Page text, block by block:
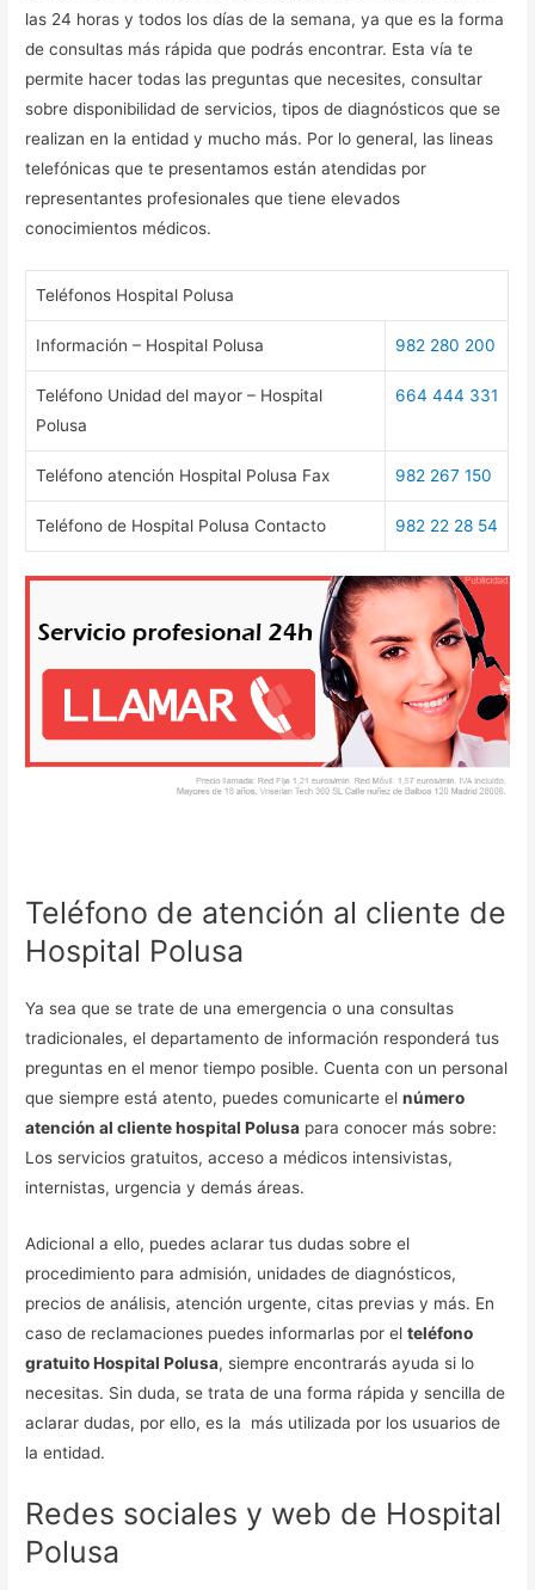
las 24 horas y todos los días de la semana, ya que es la forma
de consultas más rápida que podrás encontrar. Esta vía te
permite hacer todas las preguntas que necesites, consultar
sobre disponibilidad de servicios, tipos de diagnósticos que se
realizan en la entidad y mucho más. Por lo general, las lineas
telefónicas que te presentamos están atendidas por
representantes profesionales que tiene elevados
conocimientos médicos.
Teléfonos Hospital Polusa
Información – Hospital Polusa 982 280 200
Teléfono Unidad del mayor – Hospital
Polusa
664 444 331
Teléfono atención Hospital Polusa Fax 982 267 150
Teléfono de Hospital Polusa Contacto 982 22 28 54
Teléfono de atención al cliente de
Hospital Polusa
Ya sea que se trate de una emergencia o una consultas
tradicionales, el departamento de información responderá tus
preguntas en el menor tiempo posible. Cuenta con un personal
que siempre está atento, puedes comunicarte elnúmero
atención al cliente hospital Polusa para conocer más sobre:
Los servicios gratuitos, acceso a médicos intensivistas,
internistas, urgencia y demás áreas.
Adicional a ello, puedes aclarar tus dudas sobre el
procedimiento para admisión, unidades de diagnósticos,
precios de análisis, atención urgente, citas previas y más. En
caso de reclamaciones puedes informarlas por elteléfono
gratuito Hospital Polusa, siempre encontrarás ayuda si lo
necesitas. Sin duda, se trata de una forma rápida y sencilla de
aclarar dudas, por ello, es la más utilizada por los usuarios de
la entidad.
Redes sociales y web de Hospital
Polusa